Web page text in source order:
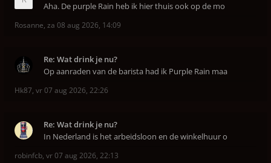
Aha. De purple Rain heb ik hier thuis ook op de mo
Rosanne, za 08 aug 2026, 14:09
Re: Wat drink je nu?
Op aanraden van de barista had ik Purple Rain maa
Hk87, vr 07 aug 2026, 22:26
Re: Wat drink je nu?
In Nederland is het arbeidsloon en de winkelhuur o
robinfcb, vr 07 aug 2026, 22:13